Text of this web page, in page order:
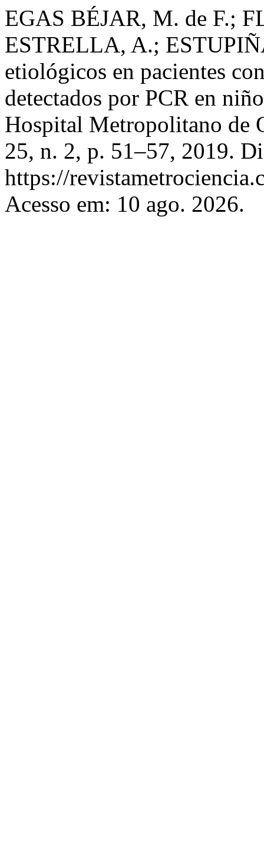
EGAS BÉJAR, M. de F.;
ESTRELLA, A.;
etiológicos en pacientes
detectados por PCR en
Hospital Metropolitano de
25, n. 2, p. 51–57, 2019.
https://
Acesso em: 10 ago. 2026.